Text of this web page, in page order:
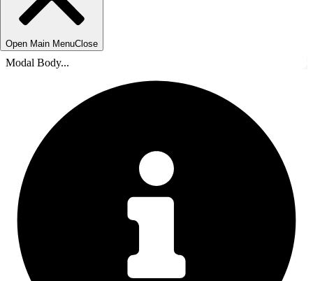
Open Main MenuClose
Modal Body...